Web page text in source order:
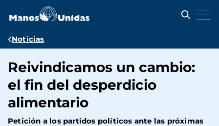
contenido
Ruta
navegación
Noticias
Reivindicamos un cambio:
el fin del desperdicio
alimentario
Petición a los partidos políticos ante las próximas